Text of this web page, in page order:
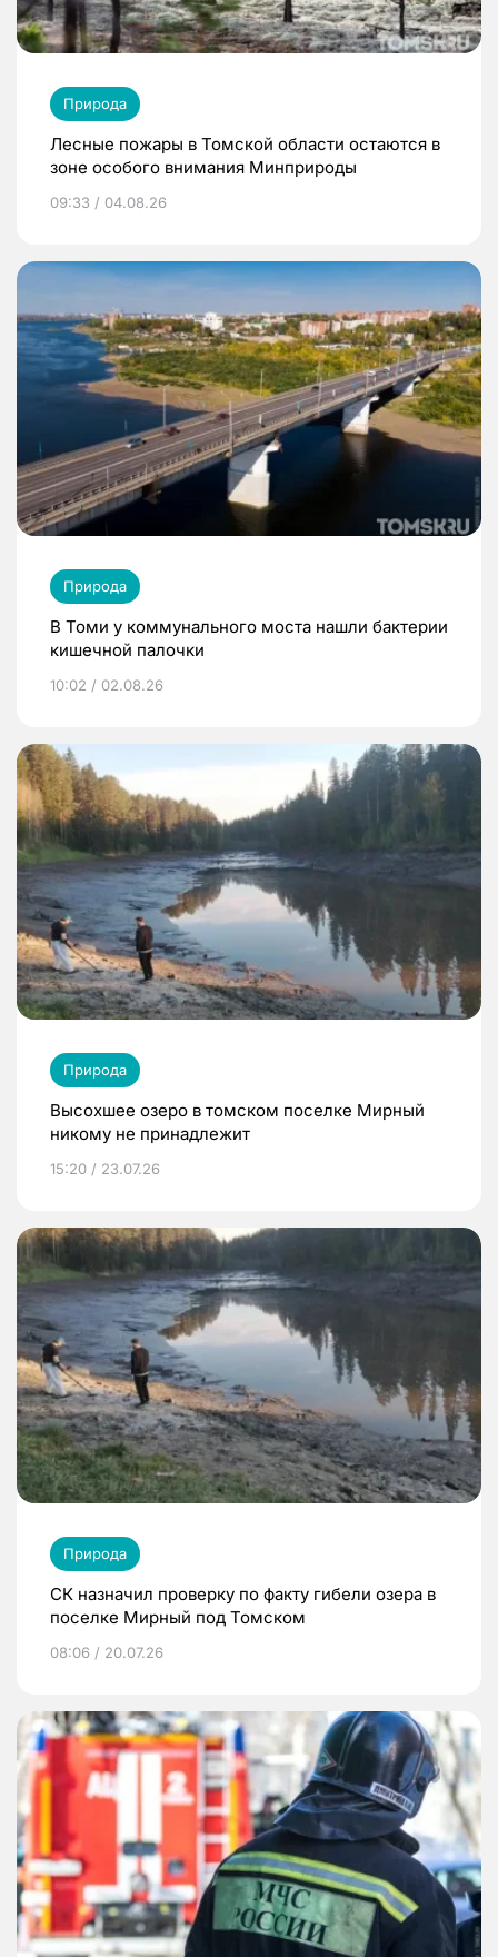
Природа
Лесные пожары в Томской области остаются в
зоне особого внимания Минприроды
09:33 / 04.08.26
Природа
В Томи у коммунального моста нашли бактерии
кишечной палочки
10:02 / 02.08.26
Природа
Высохшее озеро в томском поселке Мирный
никому не принадлежит
15:20 / 23.07.26
Природа
СК назначил проверку по факту гибели озера в
поселке Мирный под Томском
08:06 / 20.07.26